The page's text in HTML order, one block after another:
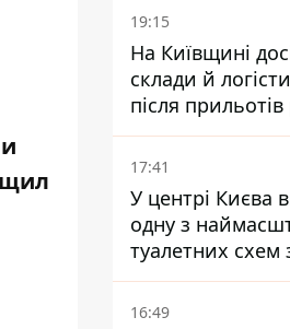
19:15
На Київщині
склади й
після
ДСНС
17:41
У центрі Києва
одну з
туалетних схем
будинком
16:49